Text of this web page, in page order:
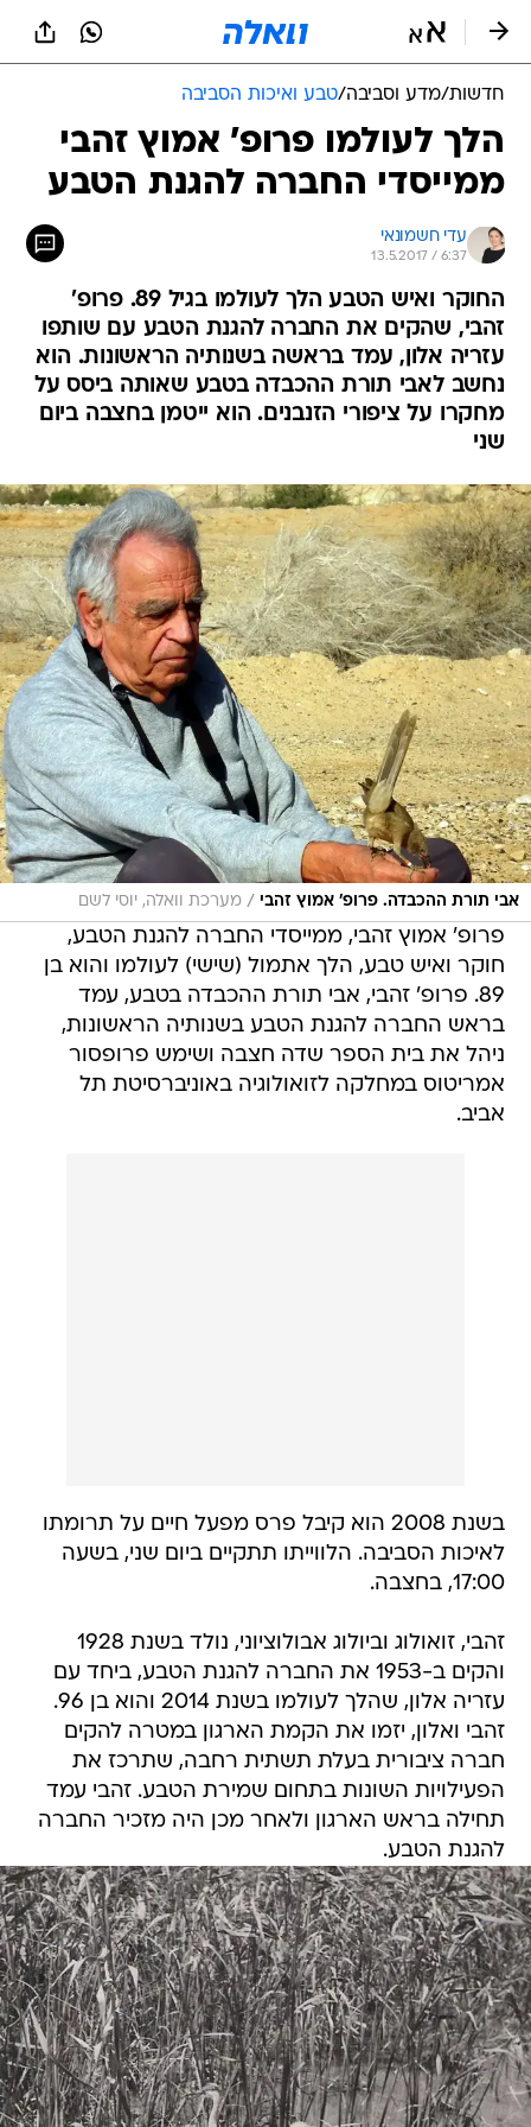
חדשות/מדע וסביבה/טבע ואיכות הסביבה
הלך לעולמו פרופ' אמוץ זהבי
ממייסדי החברה להגנת הטבע
עדי חשמונאי
13.5.2017 / 6:37
החוקר ואיש הטבע הלך לעולמו בגיל 89. פרופ'
זהבי, שהקים את החברה להגנת הטבע עם שותפו
עזריה אלון, עמד בראשה בשנותיה הראשונות. הוא
נחשב לאבי תורת ההכבדה בטבע שאותה ביסס על
מחקרו על ציפורי הזנבנים. הוא ייטמן בחצבה ביום
שני
אבי תורת ההכבדה. פרופ' אמוץ זהבי / מערכת וואלה, יוסי לשם
פרופ' אמוץ זהבי, ממייסדי החברה להגנת הטבע,
חוקר ואיש טבע, הלך אתמול (שישי) לעולמו והוא בן
89. פרופ' זהבי, אבי תורת ההכבדה בטבע, עמד
בראש החברה להגנת הטבע בשנותיה הראשונות,
ניהל את בית הספר שדה חצבה ושימש פרופסור
אמריטוס במחלקה לזואולוגיה באוניברסיטת תל
אביב.
בשנת 2008 הוא קיבל פרס מפעל חיים על תרומתו
לאיכות הסביבה. הלווייתו תתקיים ביום שני, בשעה
17:00, בחצבה.
זהבי, זואולוג וביולוג אבולוציוני, נולד בשנת 1928
והקים ב-1953 את החברה להגנת הטבע, ביחד עם
עזריה אלון, שהלך לעולמו בשנת 2014 והוא בן 96.
זהבי ואלון, יזמו את הקמת הארגון במטרה להקים
חברה ציבורית בעלת תשתית רחבה, שתרכז את
הפעילויות השונות בתחום שמירת הטבע. זהבי עמד
תחילה בראש הארגון ולאחר מכן היה מזכיר החברה
להגנת הטבע.